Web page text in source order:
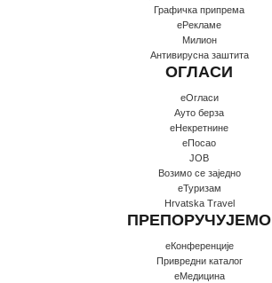
Графичка припрема
еРекламе
Милион
Антивирусна заштита
ОГЛАСИ
еОгласи
Ауто берза
еНекретнине
еПосао
JOB
Возимо се заједно
еТуризам
Hrvatska Travel
ПРЕПОРУЧУЈЕМО
еКонференције
Привредни каталог
еМедицина